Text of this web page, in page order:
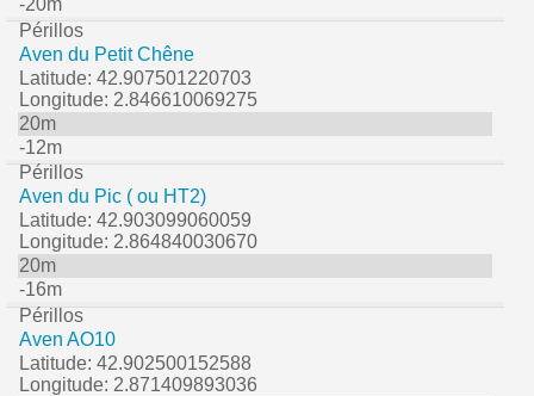
-20m
Périllos
Aven du Petit Chêne
Latitude: 42.907501220703
Longitude: 2.846610069275
20m
-12m
Périllos
Aven du Pic ( ou HT2)
Latitude: 42.903099060059
Longitude: 2.864840030670
20m
-16m
Périllos
Aven AO10
Latitude: 42.902500152588
Longitude: 2.871409893036